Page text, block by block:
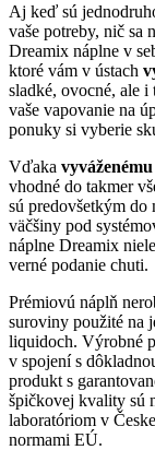
Aj keď sú
vaše potreby, nič sa
Dreamix náplne v
ktoré vám v ústach
sladké, ovocné, ale
vaše vapovanie na
ponuky si vyberie
Vďaka
vhodné do takmer
sú predovšetkým do
väčšiny pod
náplne Dreamix
verné podanie chuti.
Prémiovú náplň
suroviny použité na
liquidoch. Výrobné
v spojení s
produkt s
špičkovej kvality sú
laboratóriom v
normami EÚ.